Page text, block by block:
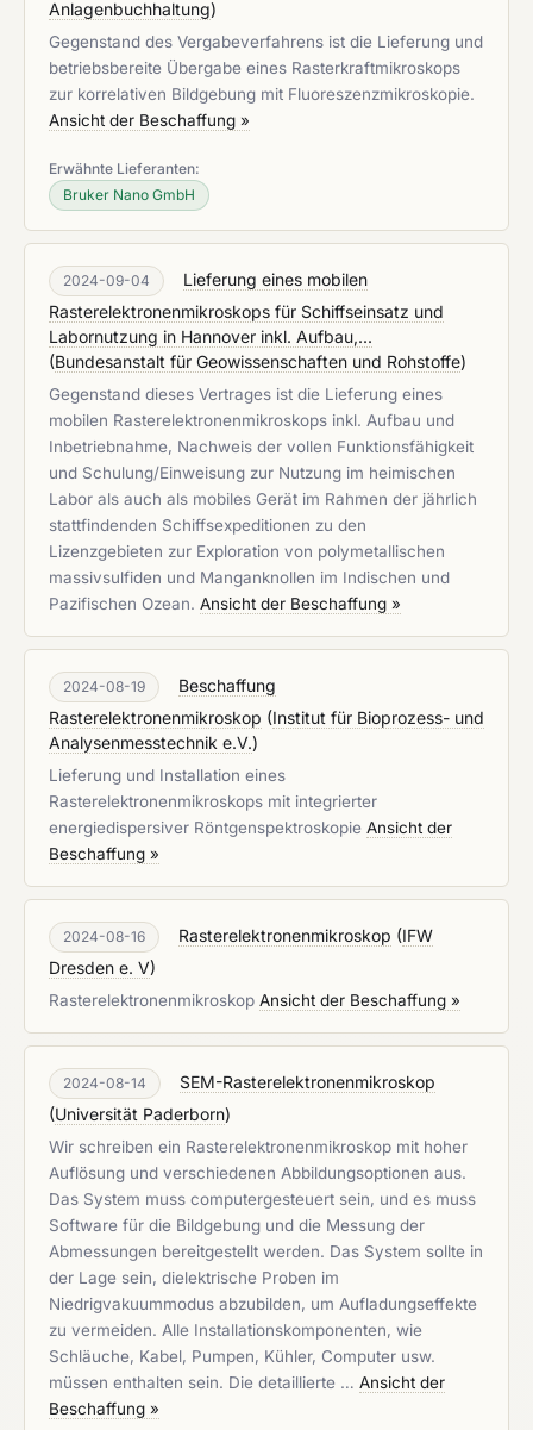
Anlagenbuchhaltung)
Gegenstand des Vergabeverfahrens ist die Lieferung und
betriebsbereite Übergabe eines Rasterkraftmikroskops
zur korrelativen Bildgebung mit Fluoreszenzmikroskopie.
Ansicht der Beschaffung »
Erwähnte Lieferanten:
Bruker Nano GmbH
2024-09-04
Lieferung eines mobilen
Rasterelektronenmikroskops für Schiffseinsatz und
Labornutzung in Hannover inkl. Aufbau,...
(Bundesanstalt für Geowissenschaften und Rohstoffe)
Gegenstand dieses Vertrages ist die Lieferung eines
mobilen Rasterelektronenmikroskops inkl. Aufbau und
Inbetriebnahme, Nachweis der vollen Funktionsfähigkeit
und Schulung/Einweisung zur Nutzung im heimischen
Labor als auch als mobiles Gerät im Rahmen der jährlich
stattfindenden Schiffsexpeditionen zu den
Lizenzgebieten zur Exploration von polymetallischen
massivsulfiden und Manganknollen im Indischen und
Pazifischen Ozean. Ansicht der Beschaffung »
2024-08-19
Beschaffung
Rasterelektronenmikroskop (Institut für Bioprozess- und
Analysenmesstechnik e.V.)
Lieferung und Installation eines
Rasterelektronenmikroskops mit integrierter
energiedispersiver Röntgenspektroskopie Ansicht der
Beschaffung »
2024-08-16 Rasterelektronenmikroskop (IFW
Dresden e. V)
Rasterelektronenmikroskop Ansicht der Beschaffung »
2024-08-14
SEM-Rasterelektronenmikroskop
(Universität Paderborn)
Wir schreiben ein Rasterelektronenmikroskop mit hoher
Auflösung und verschiedenen Abbildungsoptionen aus.
Das System muss computergesteuert sein, und es muss
Software für die Bildgebung und die Messung der
Abmessungen bereitgestellt werden. Das System sollte in
der Lage sein, dielektrische Proben im
Niedrigvakuummodus abzubilden, um Aufladungseffekte
zu vermeiden. Alle Installationskomponenten, wie
Schläuche, Kabel, Pumpen, Kühler, Computer usw.
müssen enthalten sein. Die detaillierte … Ansicht der
Beschaffung »